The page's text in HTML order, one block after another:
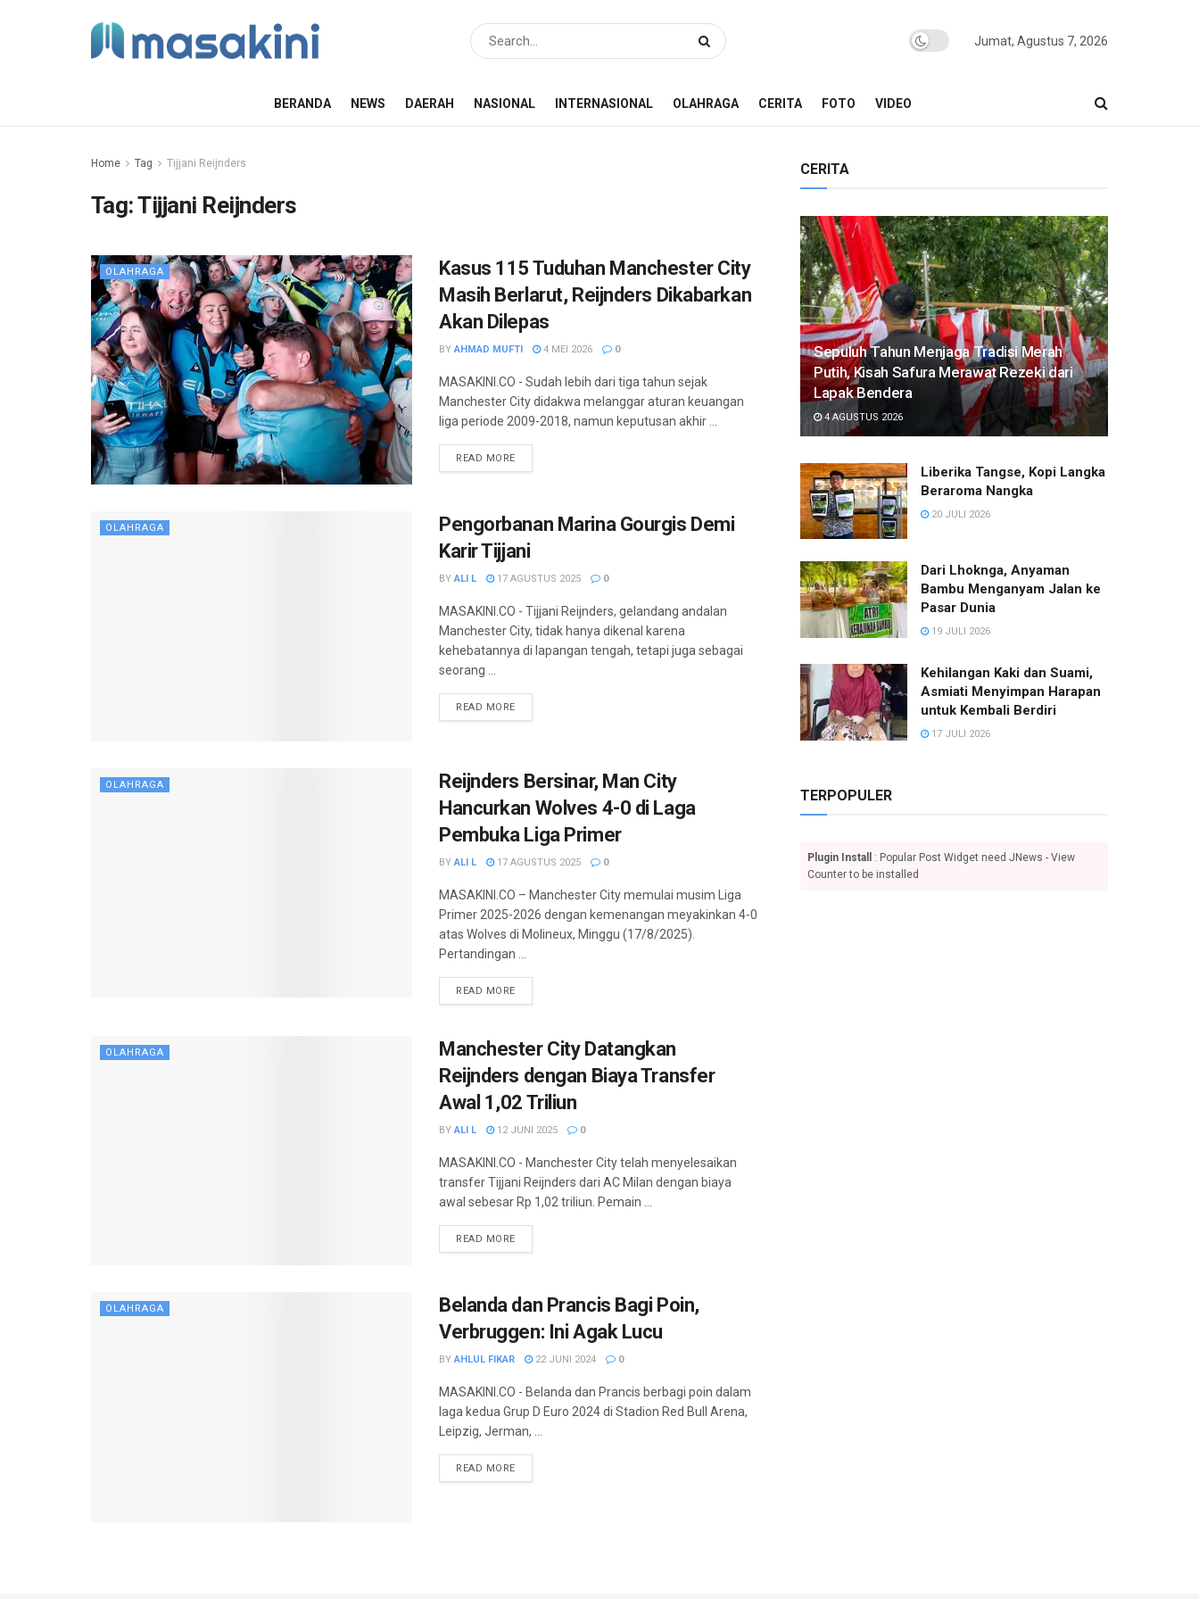
Jumat, Agustus 7, 2026
BERANDA NEWS DAERAH NASIONAL INTERNASIONAL OLAHRAGA CERITA FOTO VIDEO
Home Tag Tijjani Reijnders
Tag:Tijjani Reijnders
OLAHRAGA
Kasus 115 Tuduhan Manchester City
Masih Berlarut, Reijnders Dikabarkan
Akan Dilepas
BY AHMAD MUFTI 4 MEI 2026 0
MASAKINI.CO - Sudah lebih dari tiga tahun sejak
Manchester City didakwa melanggar aturan keuangan
liga periode 2009-2018, namun keputusan akhir ...
READ MORE
OLAHRAGA
Pengorbanan Marina Gourgis Demi
Karir Tijjani
BY ALI L 17 AGUSTUS 2025 0
MASAKINI.CO - Tijjani Reijnders, gelandang andalan
Manchester City, tidak hanya dikenal karena
kehebatannya di lapangan tengah, tetapi juga sebagai
seorang ...
READ MORE
OLAHRAGA
Reijnders Bersinar, Man City
Hancurkan Wolves 4-0 di Laga
Pembuka Liga Primer
BY ALI L 17 AGUSTUS 2025 0
MASAKINI.CO – Manchester City memulai musim Liga
Primer 2025-2026 dengan kemenangan meyakinkan 4-0
atas Wolves di Molineux, Minggu (17/8/2025).
Pertandingan ...
READ MORE
OLAHRAGA
Manchester City Datangkan
Reijnders dengan Biaya Transfer
Awal 1,02 Triliun
BY ALI L 12 JUNI 2025 0
MASAKINI.CO - Manchester City telah menyelesaikan
transfer Tijjani Reijnders dari AC Milan dengan biaya
awal sebesar Rp 1,02 triliun. Pemain ...
READ MORE
OLAHRAGA
Belanda dan Prancis Bagi Poin,
Verbruggen: Ini Agak Lucu
BY AHLUL FIKAR 22 JUNI 2024 0
MASAKINI.CO - Belanda dan Prancis berbagi poin dalam
laga kedua Grup D Euro 2024 di Stadion Red Bull Arena,
Leipzig, Jerman, ...
READ MORE
CERITA
Sepuluh Tahun Menjaga Tradisi Merah
Putih, Kisah Safura Merawat Rezeki dari
Lapak Bendera
4 AGUSTUS 2026
Liberika Tangse, Kopi Langka
Beraroma Nangka
20 JULI 2026
Dari Lhoknga, Anyaman
Bambu Menganyam Jalan ke
Pasar Dunia
19 JULI 2026
Kehilangan Kaki dan Suami,
Asmiati Menyimpan Harapan
untuk Kembali Berdiri
17 JULI 2026
TERPOPULER
Plugin Install
: Popular Post Widget need JNews - View
Counter to be installed